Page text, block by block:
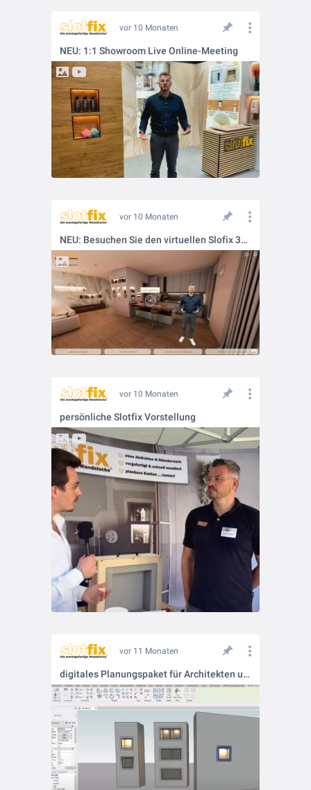
vor 10 Monaten
NEU: 1:1 Showroom Live Online-Meeting
vor 10 Monaten
NEU: Besuchen Sie den virtuellen Slofix 3D Showroom
vor 10 Monaten
persönliche Slotfix Vorstellung
vor 11 Monaten
digitales Planungspaket für Architekten und Planer